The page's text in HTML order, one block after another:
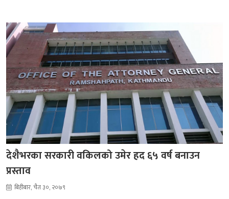
देशैभरका सरकारी वकिलको उमेर हद ६५ वर्ष बनाउन
प्रस्ताव
बिहीबार, चैत ३०, २०७९